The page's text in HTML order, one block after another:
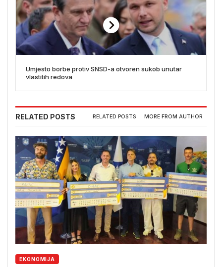
Umjesto borbe protiv SNSD-a otvoren sukob unutar
vlastitih redova
RELATED POSTS RELATED POSTS MORE FROM AUTHOR
EKONOMIJA